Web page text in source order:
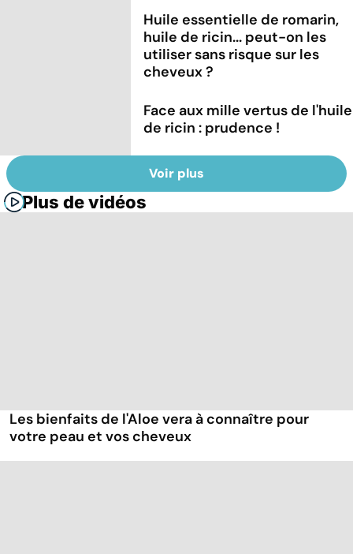
Huile essentielle de romarin,
huile de ricin... peut-on les
utiliser sans risque sur les
cheveux ?
Face aux mille vertus de l'huile
de ricin : prudence !
Voir plus
Plus de vidéos
Les bienfaits de l'Aloe vera à connaître pour
votre peau et vos cheveux